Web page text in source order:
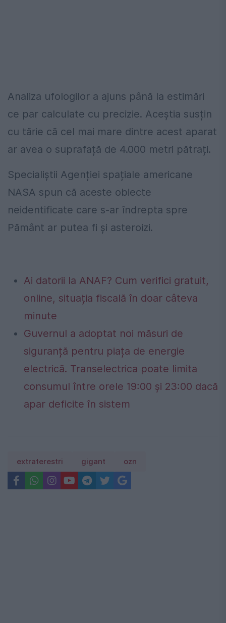
Analiza ufologilor a ajuns până la estimări
ce par calculate cu precizie. Aceștia susțin
cu tărie că cel mai mare dintre acest aparat
ar avea o suprafață de 4.000 metri pătrați.
Specialiștii Agenției spațiale americane
NASA spun că aceste obiecte
neidentificate care s-ar îndrepta spre
Pământ ar putea fi și asteroizi.
Ai datorii la ANAF? Cum verifici gratuit,
online, situația fiscală în doar câteva
minute
Guvernul a adoptat noi măsuri de
siguranță pentru piața de energie
electrică. Transelectrica poate limita
consumul între orele 19:00 și 23:00 dacă
apar deficite în sistem
extraterestri gigant ozn